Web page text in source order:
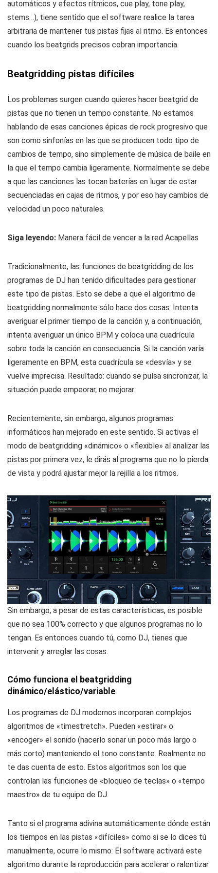
automáticos y efectos rítmicos, cue play, tone play,
stems…), tiene sentido que el software realice la tarea
arbitraria de mantener tus pistas fijas al ritmo. Es entonces
cuando los beatgrids precisos cobran importancia.
Beatgridding pistas difíciles
Los problemas surgen cuando quieres hacer beatgrid de
pistas que no tienen un tempo constante. No estamos
hablando de esas canciones épicas de rock progresivo que
son como sinfonías en las que se producen todo tipo de
cambios de tempo, sino simplemente de música de baile en
la que el tempo cambia ligeramente. Normalmente se debe
a que las canciones las tocan baterías en lugar de estar
secuenciadas en cajas de ritmos, y por eso hay cambios de
velocidad un poco naturales.
Siga leyendo: Manera fácil de vencer a la red Acapellas
Tradicionalmente, las funciones de beatgridding de los
programas de DJ han tenido dificultades para gestionar
este tipo de pistas. Esto se debe a que el algoritmo de
beatgridding normalmente sólo hace dos cosas: Intenta
averiguar el primer tiempo de la canción y, a continuación,
intenta averiguar un único BPM y coloca una cuadrícula
sobre toda la canción en consecuencia. Si la canción varía
ligeramente en BPM, esta cuadrícula se «desvía» y se
vuelve imprecisa. Resultado: cuando se pulsa sincronizar, la
situación puede empeorar, no mejorar.
Recientemente, sin embargo, algunos programas
informáticos han mejorado en este sentido. Si activas el
modo de beatgridding «dinámico» o «flexible» al analizar las
pistas por primera vez, le dirás al programa que no lo pierda
de vista y podrá ajustar mejor la rejilla a los ritmos.
Sin embargo, a pesar de estas características, es posible
que no sea 100% correcto y que algunos programas no lo
tengan. Es entonces cuando tú, como DJ, tienes que
intervenir y arreglar las cosas.
Cómo funciona el beatgridding
dinámico/elástico/variable
Los programas de DJ modernos incorporan complejos
algoritmos de «timestretch». Pueden «estirar» o
«encoger» el sonido (hacerlo sonar un poco más largo o
más corto) manteniendo el tono constante. Realmente no
te das cuenta de esto. Estos algoritmos son los que
controlan las funciones de «bloqueo de teclas» o «tempo
maestro» de tu equipo de DJ.
Tanto si el programa adivina automáticamente dónde están
los tiempos en las pistas «difíciles» como si se lo dices tú
manualmente, ocurre lo mismo: El software activará este
algoritmo durante la reproducción para acelerar o ralentizar